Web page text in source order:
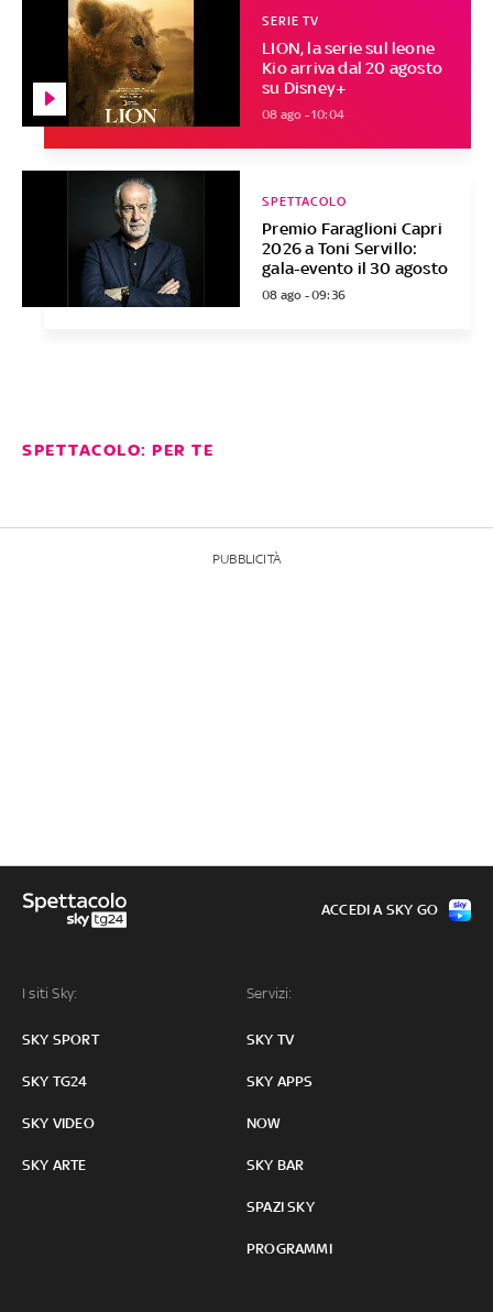
LION, la serie sul leone
Kio arriva dal 20 agosto
su Disney+
SERIE TV
08 ago - 10:04
Premio Faraglioni Capri
2026 a Toni Servillo:
gala-evento il 30 agosto
SPETTACOLO
08 ago - 09:36
SPETTACOLO: PER TE
PUBBLICITÀ
I siti Sky:
SKY SPORT
SKY TG24
SKY VIDEO
SKY ARTE
Servizi:
SKY TV
SKY APPS
NOW
SKY BAR
SPAZI SKY
PROGRAMMI
ACCEDI A SKY GO